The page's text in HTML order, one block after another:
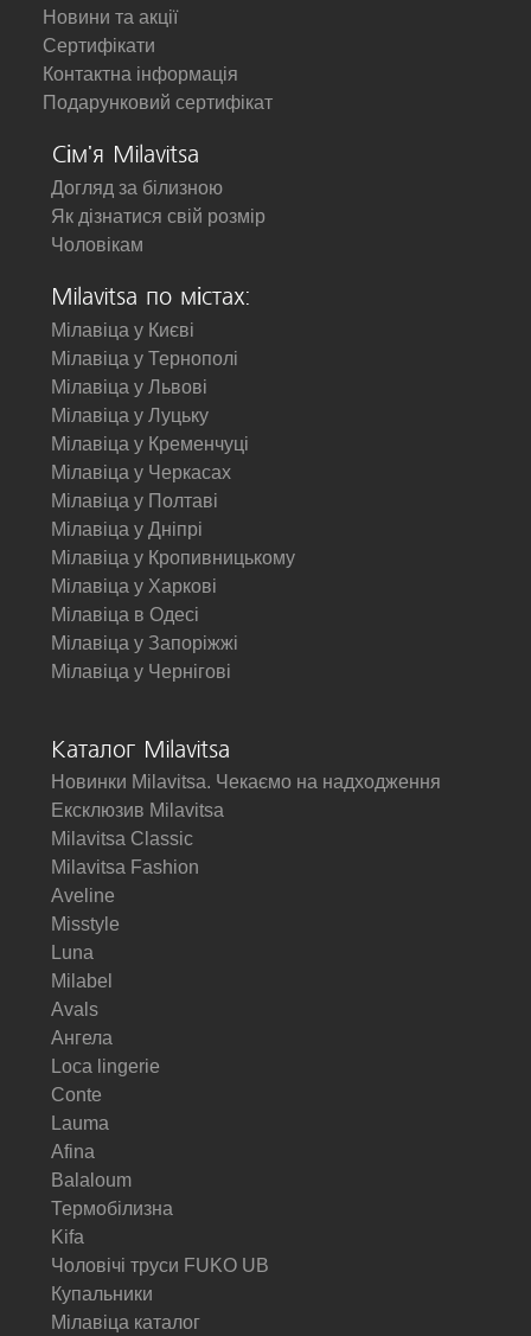
Новини та акції
Сертифікати
Контактна інформація
Подарунковий сертифікат
Сім'я Milavitsa
Догляд за білизною
Як дізнатися свій розмір
Чоловікам
Milavitsa по містах:
Мілавіца у Києві
Мілавіца у Тернополі
Мілавіца у Львові
Мілавіца у Луцьку
Мілавіца у Кременчуці
Мілавіца у Черкасах
Мілавіца у Полтаві
Мілавіца у Дніпрі
Мілавіца у Кропивницькому
Мілавіца у Харкові
Мілавіца в Одесі
Мілавіца у Запоріжжі
Мілавіца у Чернігові
Каталог Milavitsa
Новинки Milavitsa. Чекаємо на надходження
Ексклюзив Milavitsa
Milavitsa Classic
Milavitsa Fashion
Aveline
Misstyle
Luna
Milabel
Avals
Ангела
Loca lingerie
Conte
Lauma
Afina
Balaloum
Термобілизна
Kifa
Чоловічі труси FUKO UB
Купальники
Мілавіца каталог